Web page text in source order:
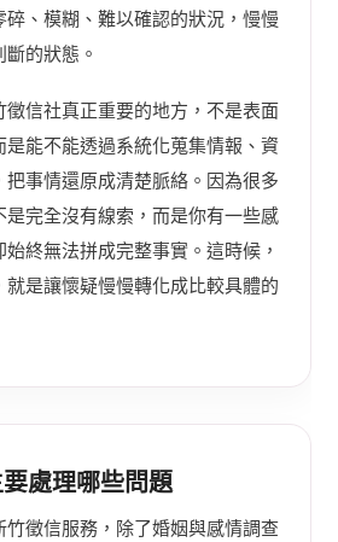
碎、模糊、難以確認的狀況，慢慢
的狀態。
徵信社真正重要的地方，不是表面
是能不能透過系統化蒐集情報、資
把事情還原成清楚脈絡。因為很多
是完全沒有線索，而是你有一些感
終無法拼成完整事實。這時候，
就是讓懷疑慢慢轉化成比較具體的
處理哪些問題
竹徵信服務，除了婚姻與感情調查